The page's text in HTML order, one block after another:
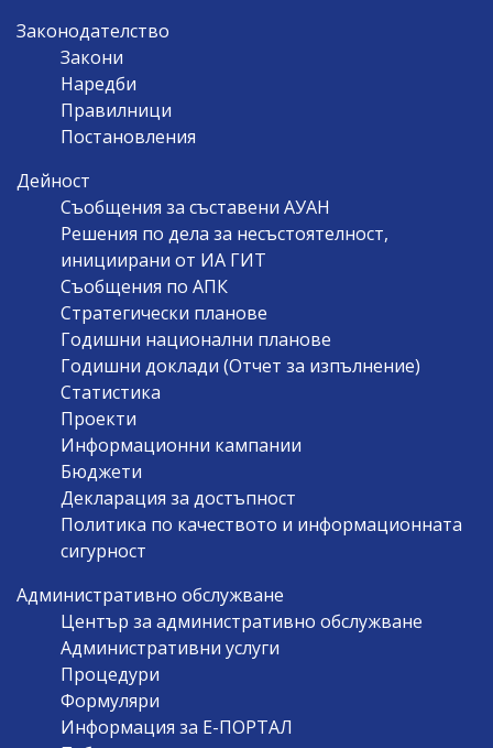
Законодателство
Закони
Наредби
Правилници
Постановления
Дейност
Съобщения за съставени АУАН
Решения по дела за несъстоятелност,
инициирани от ИА ГИТ
Съобщения по АПК
Стратегически планове
Годишни национални планове
Годишни доклади (Отчет за изпълнение)
Статистика
Проекти
Информационни кампании
Бюджети
Декларация за достъпност
Политика по качеството и информационната
сигурност
Административно обслужване
Център за административно обслужване
Административни услуги
Процедури
Формуляри
Информация за Е-ПОРТАЛ